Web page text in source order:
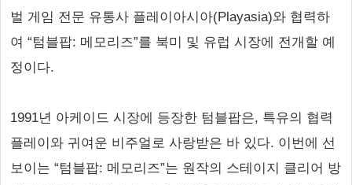
벌 게임 전문 유통사 플레이아시아(Playasia)와 협력하
여 “텀블팝: 메모리즈”를 북미 및 유럽 시장에 전개할 예
정이다.
1991년 아케이드 시장에 등장한 텀블팝은, 특유의 협력
플레이와 귀여운 비주얼로 사랑받은 바 있다. 이번에 선
보이는 “텀블팝: 메모리즈”는 원작의 스테이지 클리어 방